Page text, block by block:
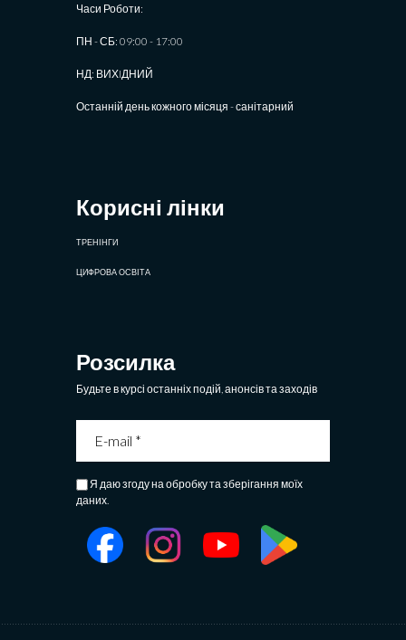
Часи Роботи:
ПН - СБ: 09:00 - 17:00
НД: ВИХIДНИЙ
Останній день кожного місяця - санітарний
Корисні лінки
ТРЕНІНГИ
ЦИФРОВА ОСВІТА
Розсилка
Будьте в курсі останніх подій, анонсів та заходів
Я даю згоду на обробку та зберігання моїх
даних.